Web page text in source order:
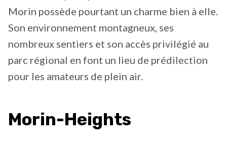
Morin possède pourtant un charme bien à elle.
Son environnement montagneux, ses
nombreux sentiers et son accès privilégié au
parc régional en font un lieu de prédilection
pour les amateurs de plein air.
Morin-Heights